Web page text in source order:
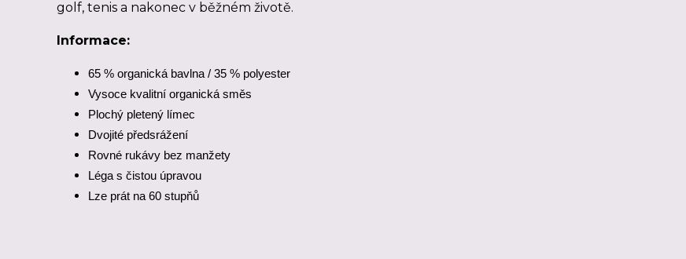
golf, tenis a nakonec v běžném životě.
Informace:
65 % organická bavlna / 35 % polyester
Vysoce kvalitní organická směs
Plochý pletený límec
Dvojité předsrážení
Rovné rukávy bez manžety
Léga s čistou úpravou
Lze prát na 60 stupňů